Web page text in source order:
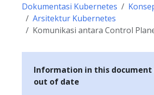
Dokumentasi Kubernetes
Arsitektur Kubernetes
Komunikasi antara Control
Information in this document
out of date